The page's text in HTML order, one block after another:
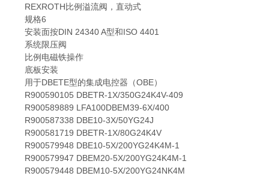
REXROTH比例溢流阀，直动式
规格6
安装面按DIN 24340 A型和ISO 4401
系统限压阀
比例电磁铁操作
底板安装
用于DBETE型的集成电控器（OBE）
R900590105 DBETR-1X/350G24K4V-409
R900589889 LFA100DBEM39-6X/400
R900587338 DBE10-3X/50YG24J
R900581719 DBETR-1X/80G24K4V
R900579948 DBE10-5X/200YG24K4M-1
R900579947 DBEM20-5X/200YG24K4M-1
R900579448 DBEM10-5X/200YG24NK4M